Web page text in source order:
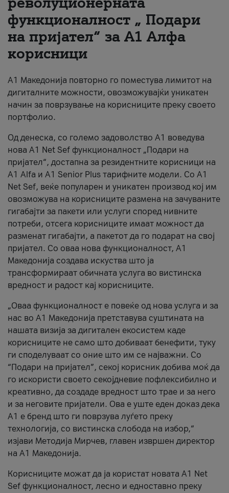
За нас
#ПодобарОнлајн
функционалност „ Подари
на пријател“ за А1 Алфа
корисници
А1 Македонија повторно го поместува лимитот на
дигиталните можности, овозможувајќи уникатен
начин за поврзување на корисниците преку своето
портфолио.
Од денеска, со големо задоволство А1 воведува
нова A1 Net Sef функционалност „Подари на
пријател“, достапна за резидентните корисници на
А1 Alfa и A1 Senior Plus тарифните модели. Со A1
Net Sef, веќе популарен и уникатен производ кој им
овозможува на корисниците размена на зачуваните
гигабајти за пакети или услуги според нивните
потреби, отсега корисниците имаат можност да
разменат гигабајти, а пакетот да го подарат на свој
пријател. Со оваа нова функционалност, А1
Македонија создава искуства што ја
трансформираат обичната услуга во вистинска
вредност и радост кај корисниците.
„Оваа функционалност е повеќе од нова услуга и за
нас во А1 Македонија претставува суштината на
нашата визија за дигитален екосистем каде
корисниците не само што добиваат бенефити, туку
ги споделуваат со оние што им се најважни. Со
“Подари на пријател”, секој корисник добива моќ да
го искористи своето секојдневие пофлексибилно и
креативно, да создаде вредност што трае и за него
и за неговите пријатели. Ова е уште еден доказ дека
А1 е бренд што ги поврзува луѓето преку
технологија, со вистинска слобода на избор,“
изјави Методија Мирчев, главен извршен директор
на А1 Македонија.
Корисниците можат да ја користат новата А1 Net
Sef функционалност, лесно и едноставно преку